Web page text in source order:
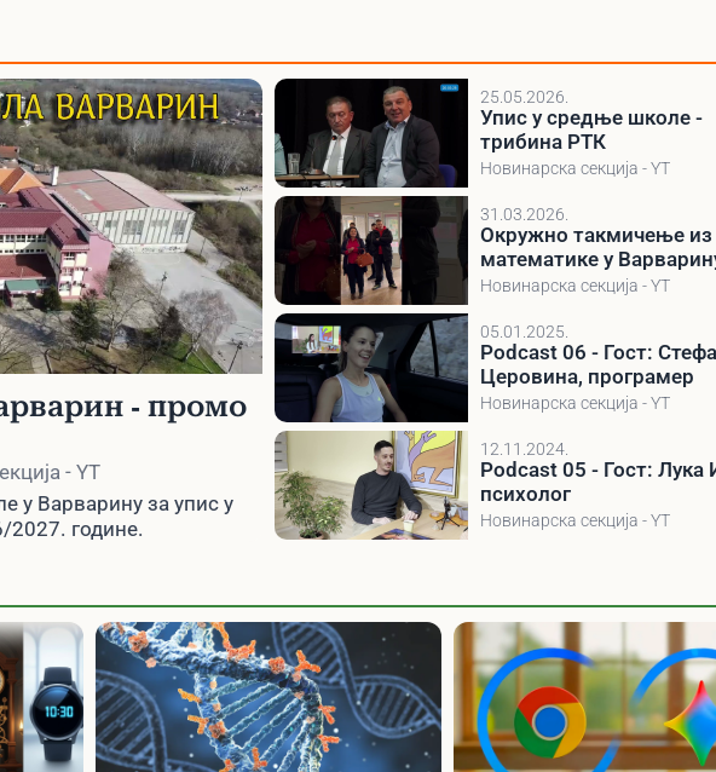
- промо
- YT
у Варварину за упис у
2027. године.
25.05.2026.
Упис у средње школе -
трибина РТК
Новинарска секција - YT
31.03.2026.
Окружно такмичење из
математике у
28.02.2026.
Новинарска секција - YT
05.01.2025.
Podcast 06 - Гост:
Церовина, програмер
Новинарска секција - YT
12.11.2024.
Podcast 05 - Гост: Лука
психолог
Новинарска секција - YT